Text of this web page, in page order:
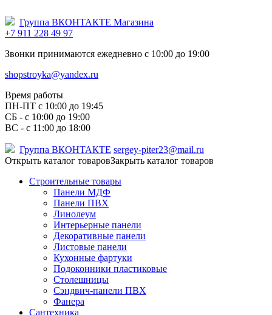
Группа ВКОНТАКТЕ Магазина
+7 911 228 49 97
Звонки принимаются ежедневно с 10:00 до 19:00
shopstroyka@yandex.ru
Время работы
ПН-ПТ c 10:00 до 19:45
СБ - с 10:00 до 19:00
ВС - с 11:00 до 18:00
Группа ВКОНТАКТЕ sergey-piter23@mail.ru
Открыть каталог товаровЗакрыть каталог товаров
Строительные товары
Панели МДФ
Панели ПВХ
Линолеум
Интерьерные панели
Декоративные панели
Листовые панели
Кухонные фартуки
Подоконники пластиковые
Столешницы
Сэндвич-панели ПВХ
Фанера
Сантехника